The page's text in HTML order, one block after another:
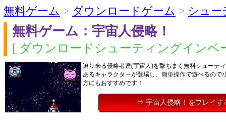
無料ゲーム > ダウンロードゲーム > シュー
無料ゲーム：宇宙人侵略！
[ ダウンロードシューティングインベ
迫り来る侵略者達(宇宙人)を撃ちまく無料シューテ
あるキャラクターが登場し、簡単操作で遊べるので
方にもおすすめです！
⇒ 宇宙人侵略！をプレイす